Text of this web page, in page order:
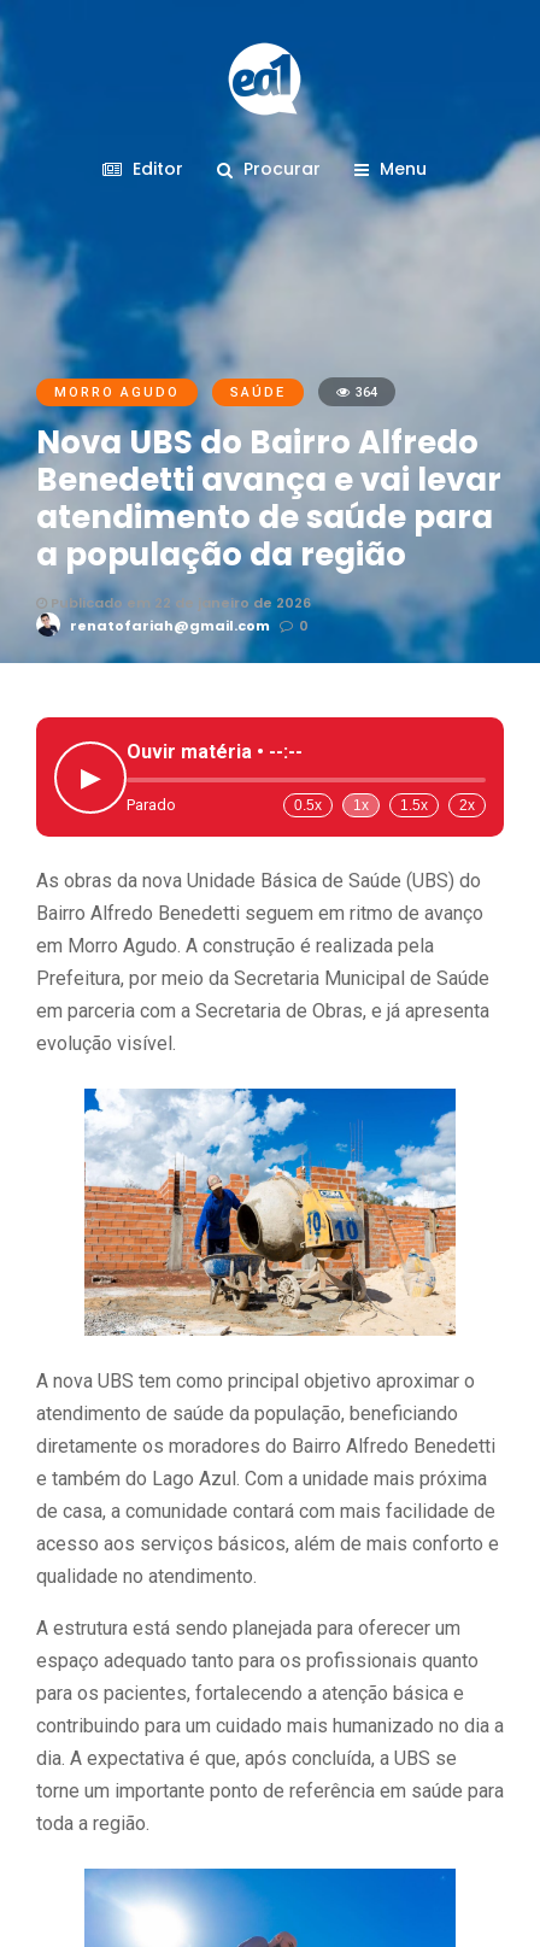
Editor Procurar Menu
MORRO AGUDO SAÚDE 364
Nova UBS do Bairro Alfredo
Benedetti avança e vai levar
atendimento de saúde para
a população da região
Publicado em 22 de janeiro de 2026
renatofariah@gmail.com
0
▶
Ouvir matéria • --:--
Parado 0.5x 1x 1.5x 2x
As obras da nova Unidade Básica de Saúde (UBS) do
Bairro Alfredo Benedetti seguem em ritmo de avanço
em Morro Agudo. A construção é realizada pela
Prefeitura, por meio da Secretaria Municipal de Saúde
em parceria com a Secretaria de Obras, e já apresenta
evolução visível.
A nova UBS tem como principal objetivo aproximar o
atendimento de saúde da população, beneficiando
diretamente os moradores do Bairro Alfredo Benedetti
e também do Lago Azul. Com a unidade mais próxima
de casa, a comunidade contará com mais facilidade de
acesso aos serviços básicos, além de mais conforto e
qualidade no atendimento.
A estrutura está sendo planejada para oferecer um
espaço adequado tanto para os profissionais quanto
para os pacientes, fortalecendo a atenção básica e
contribuindo para um cuidado mais humanizado no dia a
dia. A expectativa é que, após concluída, a UBS se
torne um importante ponto de referência em saúde para
toda a região.